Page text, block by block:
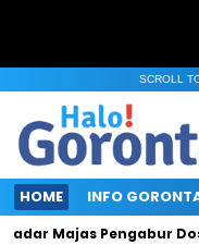
SCROLL
HOME INFO
Majas Pengabur Dosa